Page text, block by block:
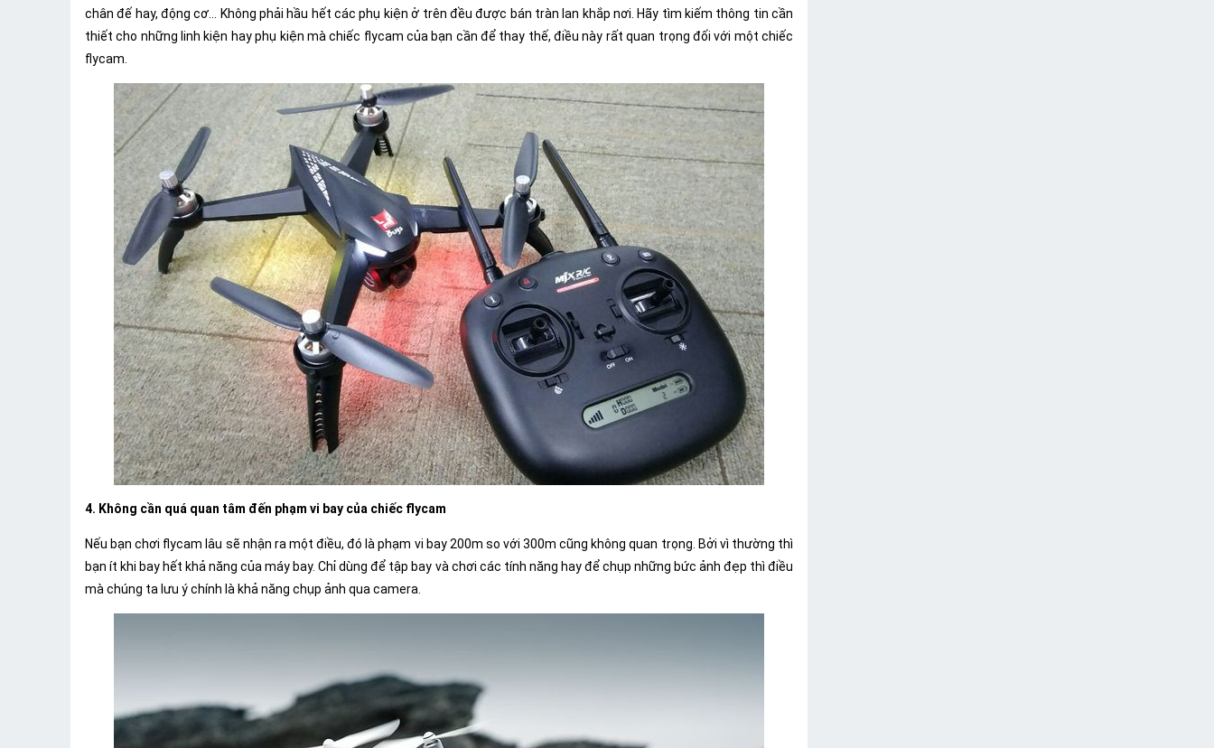
chân đế hay, động cơ... Không phải hầu hết các phụ kiện ở trên đều được bán tràn lan khắp nơi. Hãy tìm kiếm thông tin cần
thiết cho những linh kiện hay phụ kiện mà chiếc flycam của bạn cần để thay thế, điều này rất quan trọng đối với một chiếc
flycam.
4. Không cần quá quan tâm đến phạm vi bay của chiếc flycam
Nếu bạn chơi flycam lâu sẽ nhận ra một điều, đó là phạm vi bay 200m so với 300m cũng không quan trọng. Bởi vì thường thì
bạn ít khi bay hết khả năng của máy bay. Chỉ dùng để tập bay và chơi các tính năng hay để chụp những bức ảnh đẹp thì điều
mà chúng ta lưu ý chính là khả năng chụp ảnh qua camera.